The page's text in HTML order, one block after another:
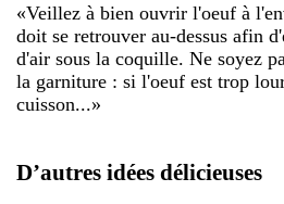
«Veillez à bien ouvrir l'oeuf à
doit se retrouver au-dessus afin
d'air sous la coquille. Ne soyez
la garniture : si l'oeuf est trop
cuisson...»
D’autres idées délicieuses